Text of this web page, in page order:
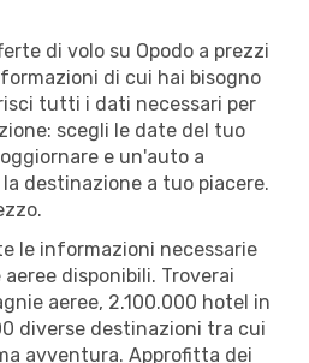
di volo su Opodo a prezzi
di cui hai bisogno
tutti i dati necessari per
scegli le date del tuo
e un'auto a
destinazione a tuo piacere.
le informazioni necessarie
disponibili. Troverai
aeree, 2.100.000 hotel in
diverse destinazioni tra cui
avventura. Approfitta dei